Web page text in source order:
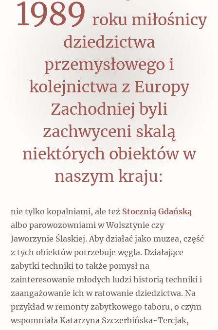
1989 roku miłośnicy
dziedzictwa
przemysłowego i
kolejnictwa z Europy
Zachodniej byli
zachwyceni skalą
niektórych obiektów w
naszym kraju:
nie tylko kopalniami, ale też Stocznią Gdańską
albo parowozowniami w Wolsztynie czy
Jaworzynie Ślaskiej. Aby działać jako muzea, część
z tych obiektów potrzebuje węgla. Działające
zabytki techniki to także pomysł na
zainteresowanie młodych ludzi historią techniki i
zaangażowanie ich w ratowanie dziedzictwa. Na
przykład w remonty zabytkowego taboru, o czym
wspomniała Katarzyna Szczerbińska-Tercjak,